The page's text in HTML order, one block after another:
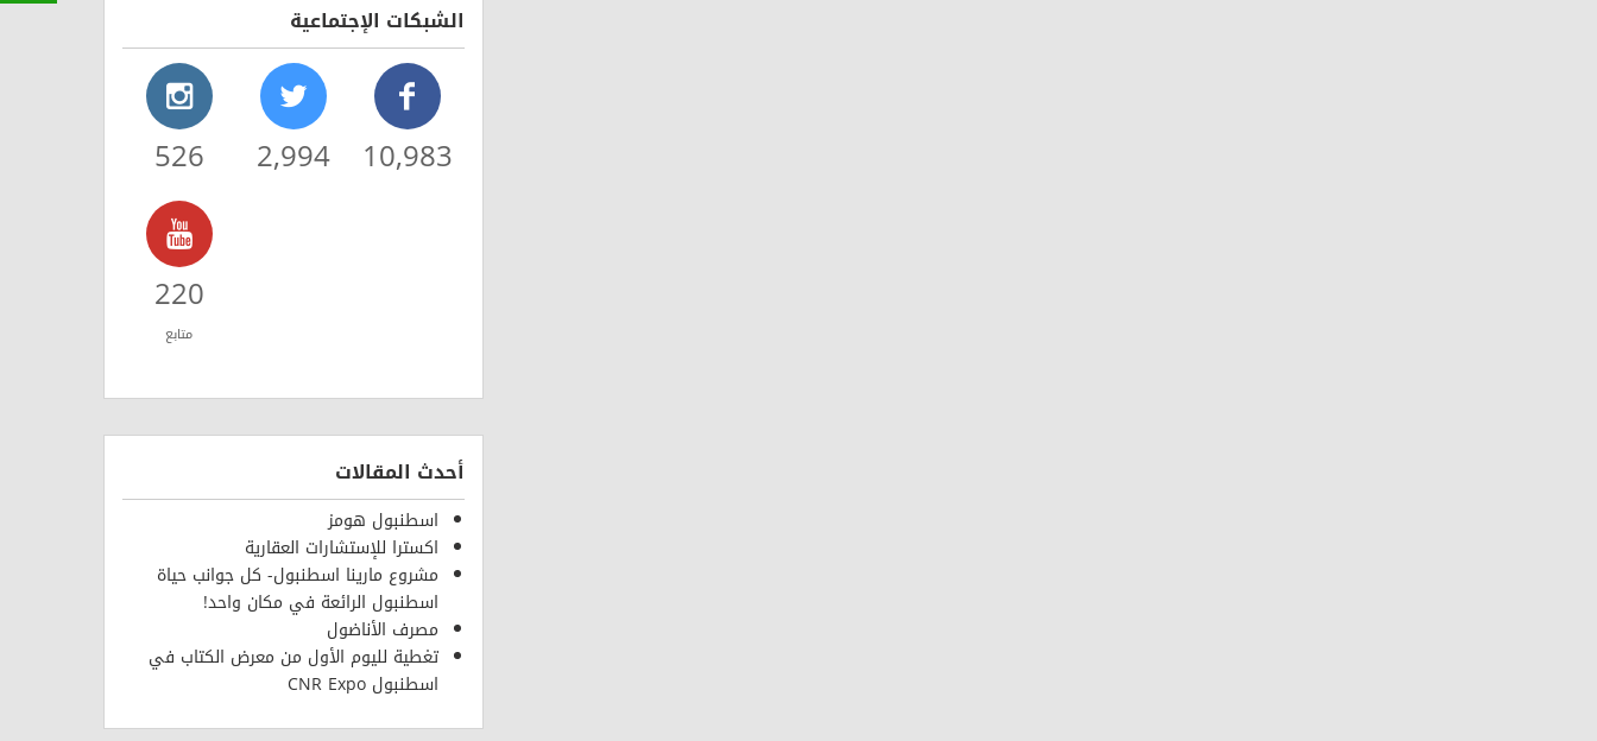
الشبكات الإجتماعية
10,983
2,994
526
220
متابع
أحدث المقالات
اسطنبول هومز
اكسترا للإستشارات العقارية
مشروع مارينا اسطنبول- كل جوانب حياة
اسطنبول الرائعة في مكان واحد!
مصرف الأناضول
تغطية لليوم الأول من معرض الكتاب في
اسطنبول CNR Expo